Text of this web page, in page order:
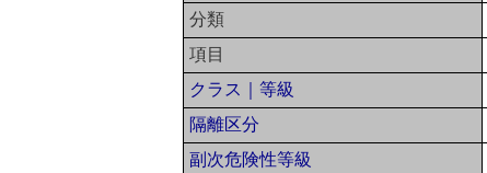
分類
項目
クラス｜等級
隔離区分
副次危険性等級